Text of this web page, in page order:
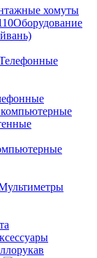
Оборудование